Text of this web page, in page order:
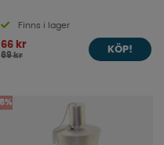
Finns i lager
66 kr
69 kr
KÖP!
5%